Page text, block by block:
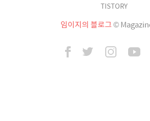
TISTORY
임이지의 블로그©